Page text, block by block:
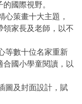
國際視野。
心策畫十大主題，
領家長及老師，以不
等數十位名家重新
國小學童閱讀，以
圖及封面設計，賦